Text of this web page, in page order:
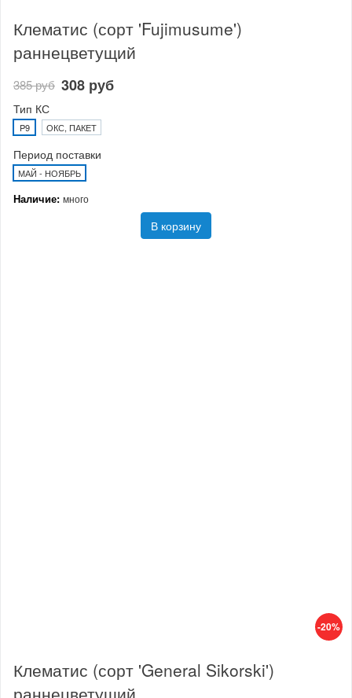
Клематис (сорт 'Fujimusume')
раннецветущий
385 руб 308 руб
Тип КС
P9 ОКС, ПАКЕТ
Период поставки
МАЙ - НОЯБРЬ
Наличие: много
В корзину
-20%
Клематис (сорт 'General Sikorski')
раннецветущий